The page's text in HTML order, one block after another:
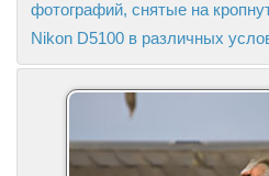
фотографий, снятые на
Nikon D5100 в различных